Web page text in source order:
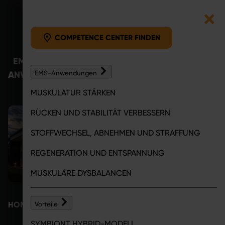
Zum Inhalt springen COMPETENCE CENTER
EMS-
ANWENDUNGEN
COMPETENCE CENTER FINDEN
EMS-Anwendungen
MUSKULATUR STÄRKEN
RÜCKEN UND STABILITÄT VERBESSERN
STOFFWECHSEL, ABNEHMEN UND STRAFFUNG
REGENERATION UND ENTSPANNUNG
MUSKULÄRE DYSBALANCEN
Vorteile
HOME UNTERNEHMEN